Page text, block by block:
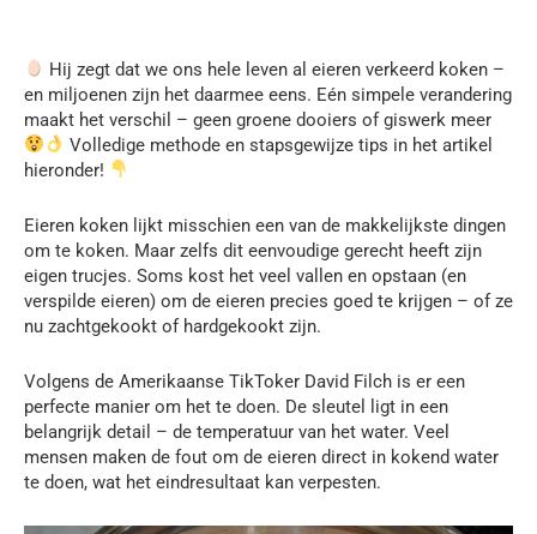
Hij zegt dat we ons hele leven al eieren verkeerd koken –
en miljoenen zijn het daarmee eens. Eén simpele verandering
maakt het verschil – geen groene dooiers of giswerk meer
Volledige methode en stapsgewijze tips in het artikel
hieronder!
Eieren koken lijkt misschien een van de makkelijkste dingen
om te koken. Maar zelfs dit eenvoudige gerecht heeft zijn
eigen trucjes. Soms kost het veel vallen en opstaan (en
verspilde eieren) om de eieren precies goed te krijgen – of ze
nu zachtgekookt of hardgekookt zijn.
Volgens de Amerikaanse TikToker David Filch is er een
perfecte manier om het te doen. De sleutel ligt in een
belangrijk detail – de temperatuur van het water. Veel
mensen maken de fout om de eieren direct in kokend water
te doen, wat het eindresultaat kan verpesten.